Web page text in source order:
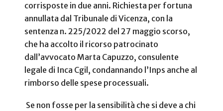
corrisposte in due anni. Richiesta per fortuna
annullata dal Tribunale di Vicenza, con la
sentenza n. 225/2022 del 27 maggio scorso,
che ha accolto il ricorso patrocinato
dall’avvocato Marta Capuzzo, consulente
legale di Inca Cgil, condannando l’Inps anche al
rimborso delle spese processuali.
Se non fosse per la sensibilità che si deve a chi